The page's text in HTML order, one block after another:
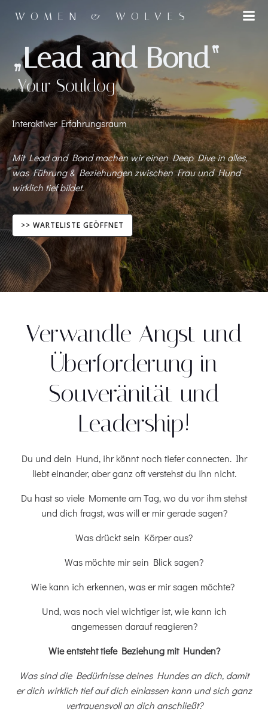
Inhalt
WOMEN & WOLVES
„Lead and Bond“
Your Souldog
Interaktiver Erfahrungsraum
Mit Lead and Bond machen wir einen Deep Dive in alles,
was Führung & Beziehungen zwischen Frau und Hund
wirklich tief bildet.
>> WARTELISTE GEÖFFNET
Verwandle Angst und
Überforderung in
Souveränität und
Leadership!
Du und dein Hund, ihr könnt noch tiefer connecten. Ihr
liebt einander, aber ganz oft verstehst du ihn nicht.
Du hast so viele Momente am Tag, wo du vor ihm stehst
und dich fragst, was will er mir gerade sagen?
Was drückt sein Körper aus?
Was möchte mir sein Blick sagen?
Wie kann ich erkennen, was er mir sagen möchte?
Und, was noch viel wichtiger ist, wie kann ich
angemessen darauf reagieren?
Wie entsteht tiefe Beziehung mit Hunden?
Was sind die Bedürfnisse deines Hundes an dich, damit
er dich wirklich tief auf dich einlassen kann und sich ganz
vertrauensvoll an dich anschließt?